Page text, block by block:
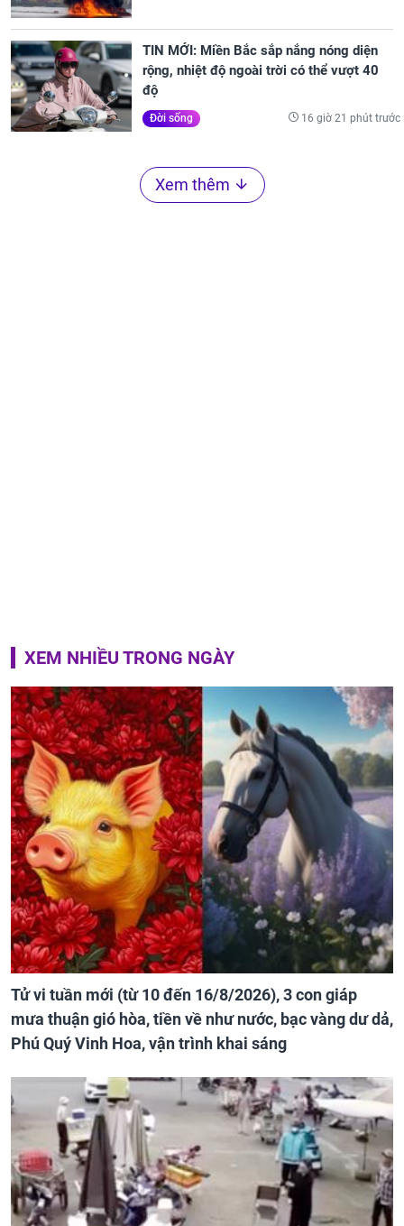
TIN MỚI: Miền Bắc sắp nắng nóng diện
rộng, nhiệt độ ngoài trời có thể vượt 40
độ
Đời sống 16 giờ 21 phút trước
Xem thêm
XEM NHIỀU TRONG NGÀY
Tử vi tuần mới (từ 10 đến 16/8/2026), 3 con giáp
mưa thuận gió hòa, tiền về như nước, bạc vàng dư dả,
Phú Quý Vinh Hoa, vận trình khai sáng